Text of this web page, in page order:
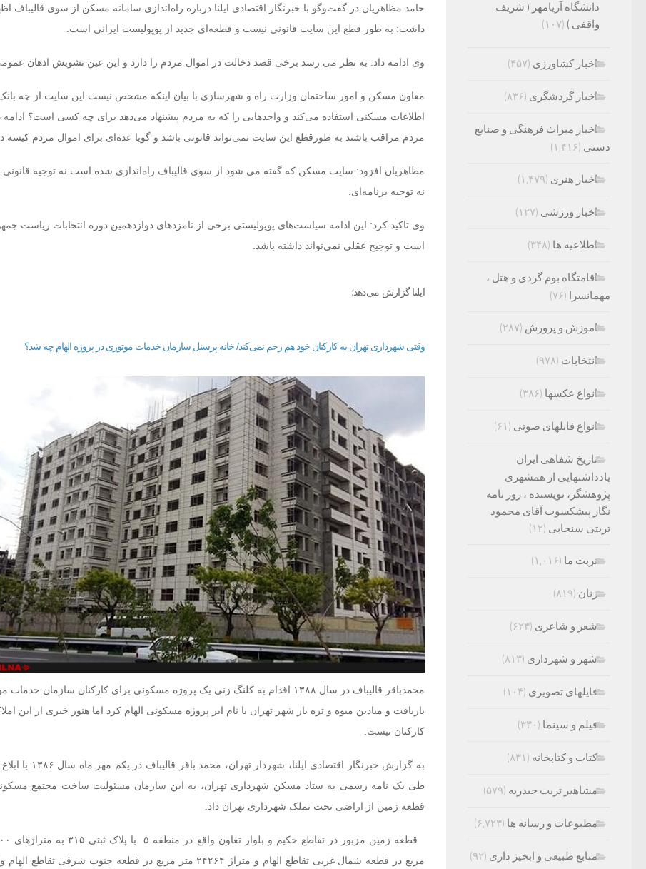
حامد مظاهریان در گفت‌وگو با خبرنگار اقتصادی ایلنا درباره راه‌اندازی سامانه مسکن از سوی قالیباف
داشت: به طور قطع این سایت قانونی نیست و قطعه‌ای جدید از پوپولیست ایرانی است.
وی ادامه داد: به نظر می رسد برخی قصد دخالت در اموال مردم را دارد و این عین تشویش اذهان
معاون مسکن و امور ساختمان وزارت راه و شهرسازی با بیان اینکه مشخص نیست این سایت از چه
اطلاعات مسکنی استفاده می‌کند و واحدهایی را که به مردم پیشنهاد می‌دهد برای چه کسی است؟ ادامه
مردم مراقب باشند به طورقطع این سایت نمی‌تواند قانونی باشد و گویا عده‌ای برای اموال مردم کیسه
مظاهریان افزود: سایت مسکن که گفته می شود از سوی قالیباف راه‌اندازی شده است نه توجیه قانونی
نه توجیه برنامه‌ای.
وی تاکید کرد: این ادامه سیاست‌های پوپولیستی برخی از نامزدهای دوازدهمین دوره انتخابات ریاست
است و توجیح عقلی نمی‌تواند داشته باشد.
ایلنا گزارش می‌دهد؛
وقتی شهرداری تهران به کارکنان خود هم رحم نمی‌کند/ خانه پرسنل سازمان خدمات موتوری در پروژه الهام چه شد؟
محمدباقر قالیباف در سال ۱۳۸۸ اقدام به کلنگ زنی یک پروژه مسکونی برای کارکنان سازمان
بازیافت و میادین میوه و تره بار شهر تهران با نام ابر پروژه مسکونی الهام کرد اما هنوز خبری از این
کارکنان نیست.
به گزارش خبرنگار اقتصادی ایلنا، شهردار
طی یک نامه رسمی به ستاد مسکن شهرداری تهران، به این سازمان مسئولیت ساخت مجتمع
قطعه زمین از اراضی تحت تملک شهرداری تهران داد.
مربع در قطعه شمال غربی تقاطع الهام و متراژ ۲۴۲۶۴ متر مربع در قطعه جنوب شرقی
دانشگاه آریامهر ( شریف
واقفی ) (۱۰۷)
اخبار کشاورزی (۴۵۷)
اخبار گردشگری (۸۳۶)
اخبار میراث فرهنگی و صنایع
دستی (۱,۴۱۶)
اخبار هنری (۱,۴۷۹)
اخبار ورزشی (۱۲۷)
اطلاعیه ها (۳۴۸)
اقامتگاه بوم گردی و هتل ،
مهمانسرا (۷۶)
اموزش و پرورش (۲۸۷)
انتخابات (۹۷۸)
انواع عکسها (۳۸۶)
انواع فایلهای صوتی (۶۱)
تاریخ شفاهی ایران
یادداشتهایی از همشهری
پژوهشگر، نویسنده ، روز نامه
نگار پیشکسوت آقای محمود
تربتی سنجابی (۱۲)
تربت ما (۱,۰۱۶)
زنان (۸۱۹)
شعر و شاعری (۶۲۳)
شهر و شهرداری (۸۱۳)
فایلهای تصویری (۱۰۴)
فیلم و سینما (۳۳۰)
کتاب و کتابخانه (۸۳۱)
مشاهیر تربت حیدریه (۵۷۹)
مطبوعات و رسانه ها (۶,۷۲۳)
منابع طبیعی و ابخیز داری (۹۲)